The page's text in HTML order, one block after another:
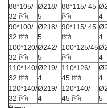
88*105/
32 মিমি
Ø218/
5
88*115/ 45
মিমি
4
90*100/
32 মিমি
Ø218/
5
90*115/ 45
মিমি
4
100*120/
32 মিমি
Ø242/
5
100*125/45
মিমি
4
110*140/
32 মিমি
Ø219/
4
110*126/
45 মিমি
4
120*140/
32 মিমি
Ø219/
4
120*140/
45 মিমি
5